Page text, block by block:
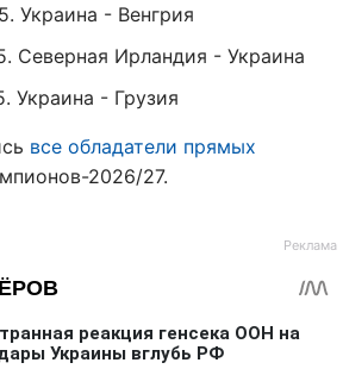
Украина - Венгрия
Северная Ирландия - Украина
Украина - Грузия
все обладатели прямых
2026/27.